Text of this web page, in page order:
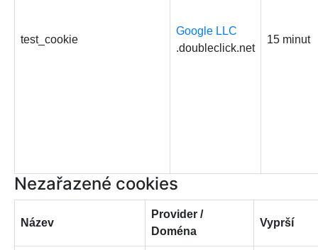
test_cookie
Google LLC
.doubleclick.net
15 minut
Nezařazené cookies
Název
Provider /
Doména
Vyprší